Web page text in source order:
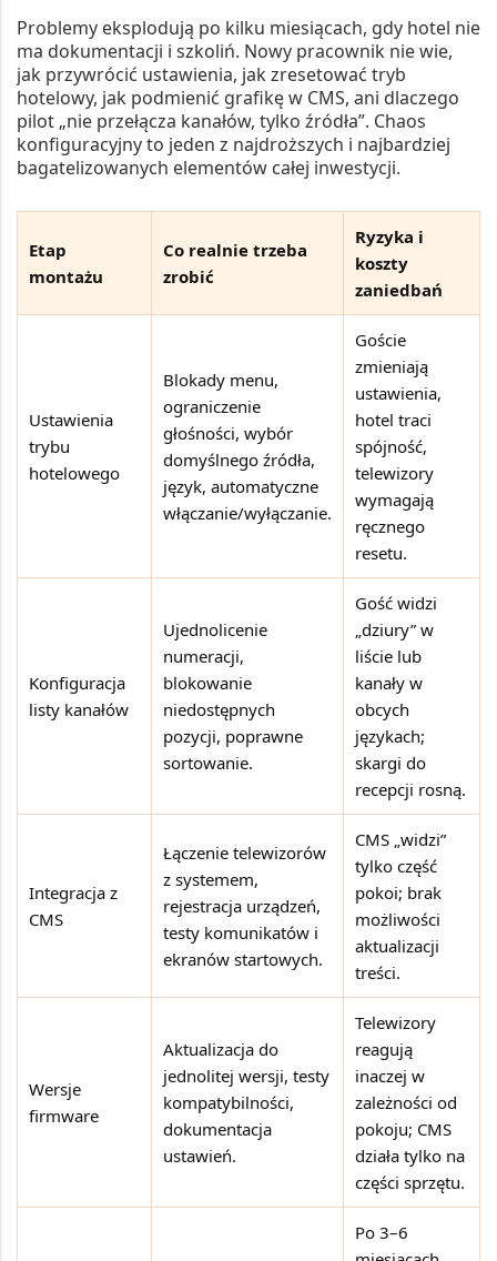
Problemy eksplodują po kilku miesiącach, gdy hotel nie
ma dokumentacji i szkoliń. Nowy pracownik nie wie,
jak przywrócić ustawienia, jak zresetować tryb
hotelowy, jak podmienić grafikę w CMS, ani dlaczego
pilot „nie przełącza kanałów, tylko źródła”. Chaos
konfiguracyjny to jeden z najdroższych i najbardziej
bagatelizowanych elementów całej inwestycji.
Etap
montażu
Co realnie trzeba
zrobić
Ryzyka i
koszty
zaniedbań
Ustawienia
trybu
hotelowego
Blokady menu,
ograniczenie
głośności, wybór
domyślnego źródła,
język, automatyczne
włączanie/wyłączanie.
Goście
zmieniają
ustawienia,
hotel traci
spójność,
telewizory
wymagają
ręcznego
resetu.
Konfiguracja
listy kanałów
Ujednolicenie
numeracji,
blokowanie
niedostępnych
pozycji, poprawne
sortowanie.
Gość widzi
„dziury” w
liście lub
kanały w
obcych
językach;
skargi do
recepcji rosną.
Integracja z
CMS
Łączenie telewizorów
z systemem,
rejestracja urządzeń,
testy komunikatów i
ekranów startowych.
CMS „widzi”
tylko część
pokoi; brak
możliwości
aktualizacji
treści.
Wersje
firmware
Aktualizacja do
jednolitej wersji, testy
kompatybilności,
dokumentacja
ustawień.
Telewizory
reagują
inaczej w
zależności od
pokoju; CMS
działa tylko na
części sprzętu.
Po 3–6